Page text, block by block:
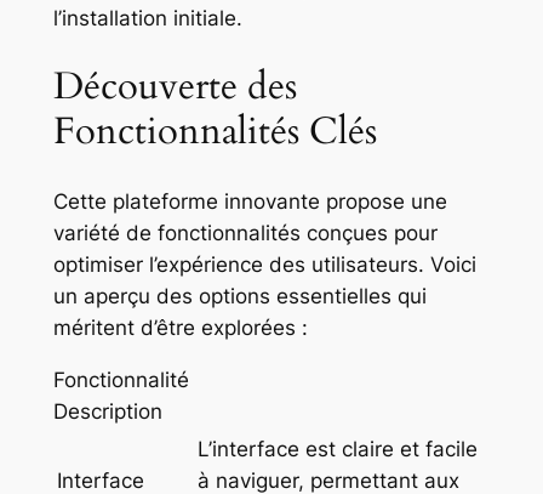
l’installation initiale.
Découverte des
Fonctionnalités Clés
Cette plateforme innovante propose une
variété de fonctionnalités conçues pour
optimiser l’expérience des utilisateurs. Voici
un aperçu des options essentielles qui
méritent d’être explorées :
Fonctionnalité
Description
Interface
L’interface est claire et facile
à naviguer, permettant aux